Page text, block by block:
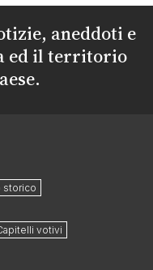
aneddoti e
ed il territorio
storico
votivi